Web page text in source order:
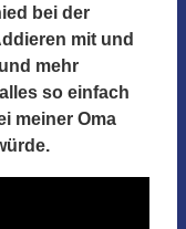
bei der
mit und
mehr
so einfach
meiner Oma